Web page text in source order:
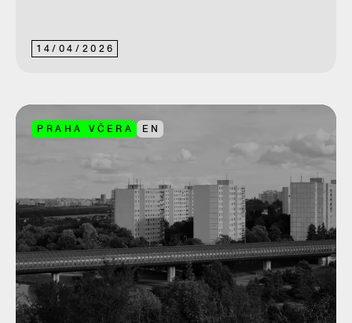
14/ 04/ 2026
PRAHA VČERA EN